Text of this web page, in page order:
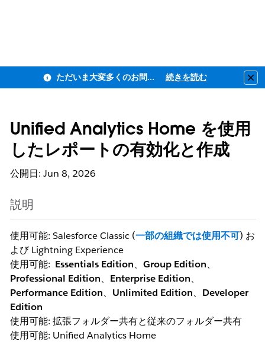
ただいま大変多くのお問い合わせをいただいており、ご連絡までにお時間を頂戴しております 続きを読む
Unified Analytics Home を使用
したレポートの有効化と作成
公開日: Jun 8, 2026
説明
使用可能: Salesforce Classic (一部の組織では使用不可) お
よび Lightning Experience
使用可能: Essentials Edition、 Group Edition、
Professional Edition、 Enterprise Edition、
Performance Edition、 Unlimited Edition、 Developer
Edition
使用可能: 拡張フォルダー共有と従来のフォルダー共有
使用可能: Unified Analytics Home